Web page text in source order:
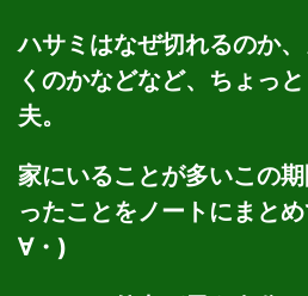
ハサミはなぜ切れるのか
くのかなどなど、ちょっ
夫。
家にいることが多いこの
ったことをノートにまと
∀・)